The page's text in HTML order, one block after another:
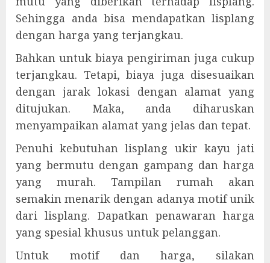
Sehingga anda bisa mendapatkan lisplang
dengan harga yang terjangkau.
Bahkan untuk biaya pengiriman juga cukup
terjangkau. Tetapi, biaya juga disesuaikan
dengan jarak lokasi dengan alamat yang
ditujukan. Maka, anda diharuskan
menyampaikan alamat yang jelas dan tepat.
Penuhi kebutuhan lisplang ukir kayu jati
yang bermutu dengan gampang dan harga
yang murah. Tampilan rumah akan
semakin menarik dengan adanya motif unik
dari lisplang. Dapatkan penawaran harga
yang spesial khusus untuk pelanggan.
Untuk motif dan harga, silakan